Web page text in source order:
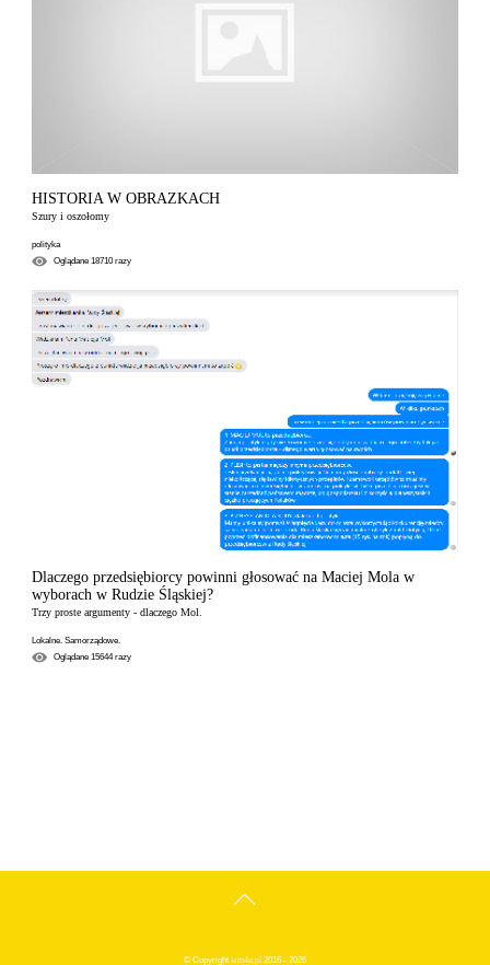
HISTORIA W OBRAZKACH
Szury i oszołomy
polityka
Oglądane18710razy
Dlaczego przedsiębiorcy powinni głosować na Maciej Mola w
wyborach w Rudzie Śląskiej?
Trzy proste argumenty - dlaczego Mol.
Lokalne. Samorządowe.
Oglądane15644razy
© Copyright iam4u.pl 2016 - 2026